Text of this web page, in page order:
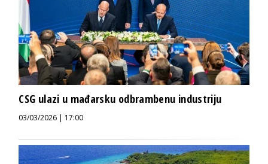
CSG ulazi u mađarsku odbrambenu industriju
03/03/2026 | 17:00